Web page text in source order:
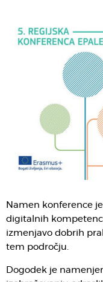
Namen konference
digitalnih
izmenjavo dobrih
tem področju.
Dogodek je